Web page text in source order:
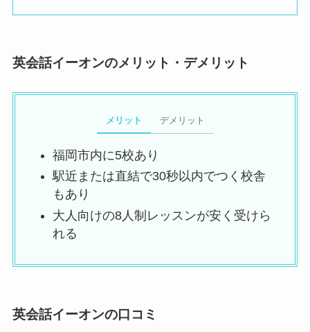
英会話イーオンのメリット・デメリット
メリット デメリット
福岡市内に5校あり
駅近または直結で30秒以内でつく校舎
もあり
大人向けの8人制レッスンが安く受けら
れる
英会話イーオンの口コミ